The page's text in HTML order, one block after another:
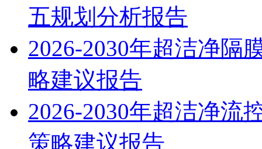
五规划分析报告
2026-2030年超洁净隔
略建议报告
2026-2030年超洁净流
策略建议报告